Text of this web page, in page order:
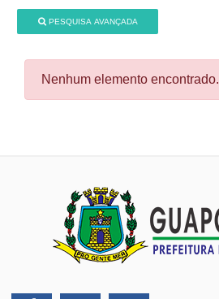
PESQUISA AVANÇADA
Nenhum elemento encontrado.